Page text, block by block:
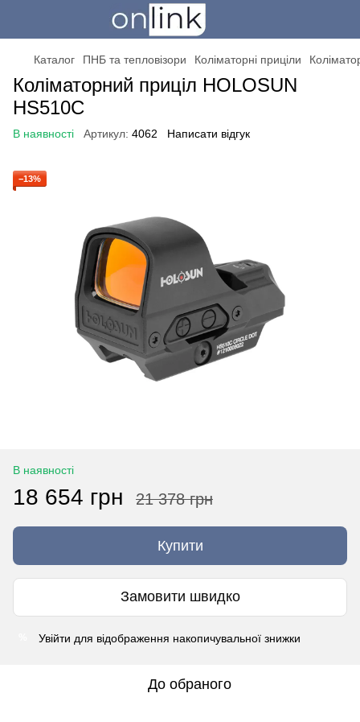
Каталог ПНБ та тепловізори Коліматорні приціли
Коліматорний приціл HOLOSUN
HS510C
В наявності Артикул: 4062 Написати відгук
−13%
В наявності
18 654 грн 21 378 грн
Купити
Замовити швидко
Увійти для відображення накопичувальної знижки
До обраного